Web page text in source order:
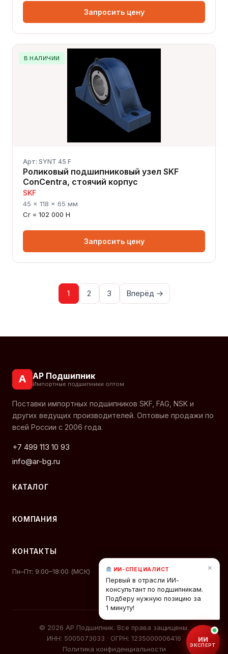
Запросить цену
В НАЛИЧИИ
Арт: SYNT 45 F
Роликовый подшипниковый узел SKF
ConCentra, стоячий корпус
SKF
45 × 118 × 65 мм
Cr = 102 000 Н
Запросить цену
1 2 3 Вперёд →
А АР Подшипник
Импортные подшипники оптом
Поставки импортных подшипников SKF, FAG, NSK и
других ведущих производителей. Оптовые продажи по
всей России с 2006 года.
+7 499 113 10 93
info@ar-bg.ru
КАТАЛОГ
КОМПАНИЯ
КОНТАКТЫ
Пн–Пт: 9:00–18:00 (МСК)
© 2026 АР Подшипник. Все права защищены.
ИНН: 5005073033 · ОГРН: 1235000006416
Политика конфиденциальности
×
ИИ-СПЕЦИАЛИСТ
Первый в отрасли ИИ-
консультант по подшипникам.
Подберу нужную позицию за
1 минуту!
ИИ
ЭКСПЕРТ